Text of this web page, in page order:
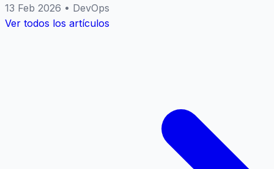
13 Feb 2026 • DevOps
Ver todos los artículos